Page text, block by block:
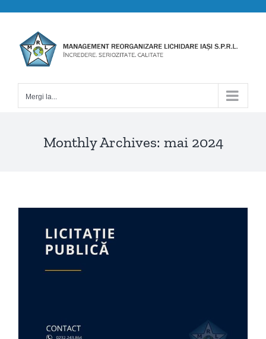
content
Mergi la...
Monthly Archives: mai 2024